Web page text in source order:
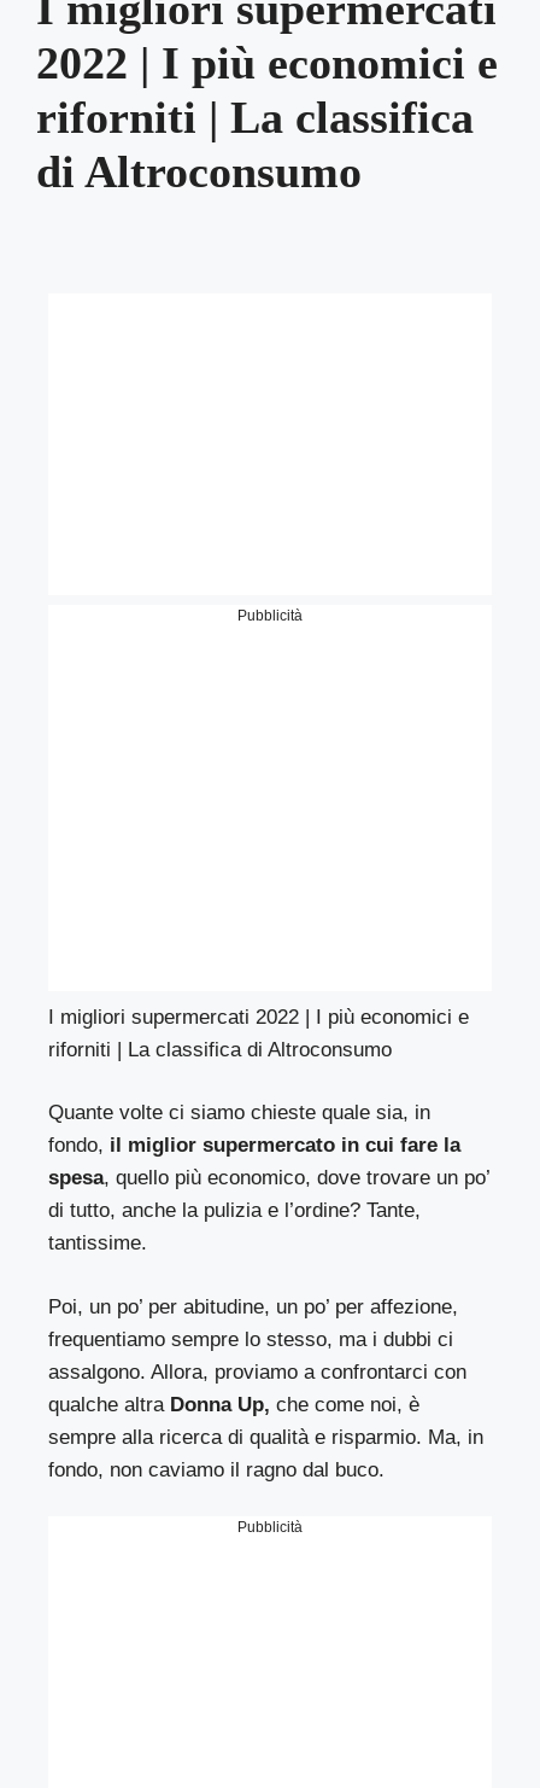
2022 | I più economici e
riforniti | La classifica
di Altroconsumo
Pubblicità
I migliori supermercati 2022 | I più economici e
riforniti | La classifica di Altroconsumo
Quante volte ci siamo chieste quale sia, in
fondo, il miglior supermercato in cui fare la
spesa, quello più economico, dove trovare un po’
di tutto, anche la pulizia e l’ordine? Tante,
tantissime.
Poi, un po’ per abitudine, un po’ per affezione,
frequentiamo sempre lo stesso, ma i dubbi ci
assalgono. Allora, proviamo a confrontarci con
qualche altra Donna Up, che come noi, è
sempre alla ricerca di qualità e risparmio. Ma, in
fondo, non caviamo il ragno dal buco.
Pubblicità